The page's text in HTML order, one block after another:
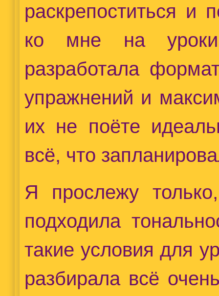
раскрепоститься
ко мне на
разработала
упражнений и
их не поёте
всё, что
Я прослежу
подходила
такие условия для
разбирала всё